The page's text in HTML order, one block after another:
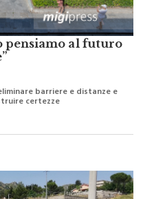
pensiamo al futuro
barriere e distanze e
certezze